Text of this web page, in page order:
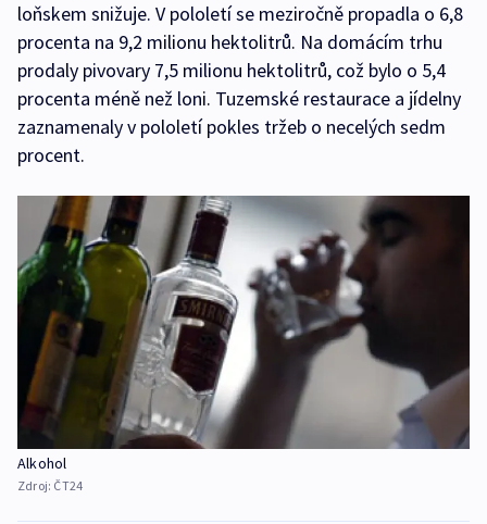
loňskem snižuje. V pololetí se meziročně propadla o 6,8
procenta na 9,2 milionu hektolitrů. Na domácím trhu
prodaly pivovary 7,5 milionu hektolitrů, což bylo o 5,4
procenta méně než loni. Tuzemské restaurace a jídelny
zaznamenaly v pololetí pokles tržeb o necelých sedm
procent.
Alkohol
Zdroj: ČT24